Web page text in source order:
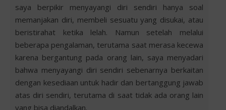
saya berpikir menyayangi diri sendiri hanya soal
memanjakan diri, membeli sesuatu yang disukai, atau
beristirahat ketika lelah. Namun setelah melalui
beberapa pengalaman, terutama saat merasa kecewa
karena bergantung pada orang lain, saya menyadari
bahwa menyayangi diri sendiri sebenarnya berkaitan
dengan kesediaan untuk hadir dan bertanggung jawab
atas diri sendiri, terutama di saat tidak ada orang lain
yang bisa diandalkan.